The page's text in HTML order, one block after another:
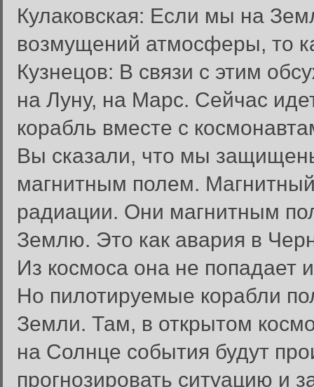
Кулаковская: Если мы на
возмущений атмосферы, то
Кузнецов: В связи с этим
на Луну, на Марс. Сейчас
корабль вместе с
Вы сказали, что мы
магнитным полем.
радиации. Они магнитным
Землю. Это как авария в
Из космоса она не попадает
Но пилотируемые корабли
Земли. Там, в открытом
на Солнце события будут
прогнозировать ситуацию и